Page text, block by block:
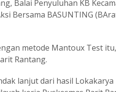
Balai Penyuluhan KB
Bersama BASUNTING
metode Mantoux Test
Rantang.
lanjut dari hasil